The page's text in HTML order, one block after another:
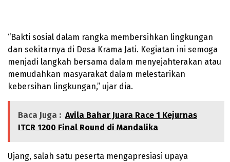
“Bakti sosial dalam rangka membersihkan lingkungan
dan sekitarnya di Desa Krama Jati. Kegiatan ini semoga
menjadi langkah bersama dalam menyejahterakan atau
memudahkan masyarakat dalam melestarikan
kebersihan lingkungan,” ujar dia.
Baca Juga : Avila Bahar Juara Race 1 Kejurnas
ITCR 1200 Final Round di Mandalika
Ujang, salah satu peserta mengapresiasi upaya